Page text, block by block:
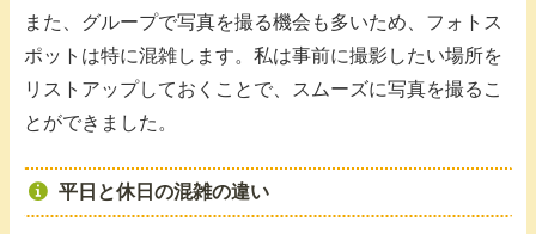
また、グループで写真を撮る機会も多いため、フォトス
ポットは特に混雑します。私は事前に撮影したい場所を
リストアップしておくことで、スムーズに写真を撮るこ
とができました。
平日と休日の混雑の違い